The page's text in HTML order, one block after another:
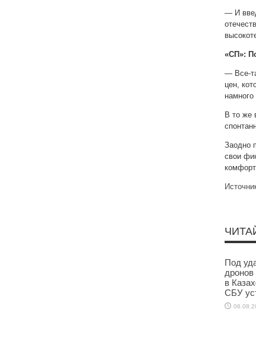
— И
«СП»:
— Все-
цен,
намного
В то же
Заодно
свои
Под
дронов
в
СБУ